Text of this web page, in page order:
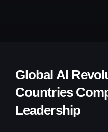
Global AI
Countries
Leadership